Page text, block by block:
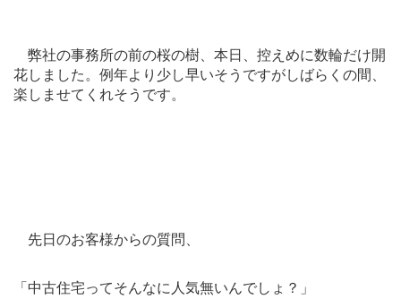
弊社の事務所の前の桜の樹、本日、控えめに数輪だけ開
花しました。例年より少し早いそうですがしばらくの間、
楽しませてくれそうです。
先日のお客様からの質問、
「中古住宅ってそんなに人気無いんでしょ？」